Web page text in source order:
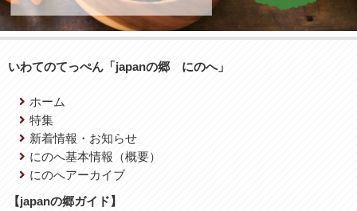
いわてのてっぺん「japanの郷 にのへ」
ホーム
特集
新着情報・お知らせ
にのへ基本情報（概要）
にのへアーカイブ
【japanの郷ガイド】